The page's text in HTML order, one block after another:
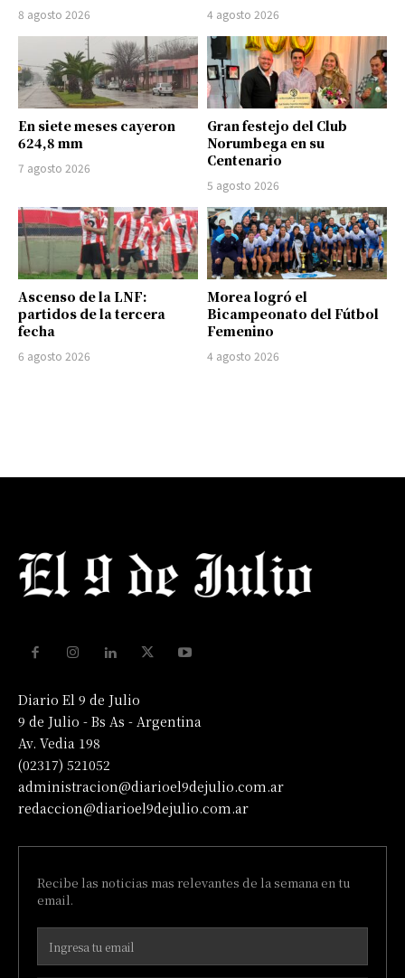
8 agosto 2026 4 agosto 2026
En siete meses cayeron
624,8 mm
7 agosto 2026
Gran festejo del Club
Norumbega en su
Centenario
5 agosto 2026
Ascenso de la LNF:
partidos de la tercera
fecha
6 agosto 2026
Morea logró el
Bicampeonato del Fútbol
Femenino
4 agosto 2026
Diario El 9 de Julio
9 de Julio - Bs As - Argentina
Av. Vedia 198
(02317) 521052
administracion@diarioel9dejulio.com.ar
redaccion@diarioel9dejulio.com.ar
Recibe las noticias mas relevantes de la semana en tu
email.